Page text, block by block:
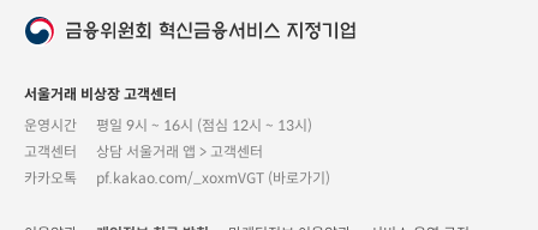
서울거래 비상장 고객센터
운영시간
평일 9시 ~ 16시 (점심 12시 ~ 13시)
고객센터
상담 서울거래 앱 > 고객센터
카카오톡
pf.kakao.com/_xoxmVGT (바로가기)